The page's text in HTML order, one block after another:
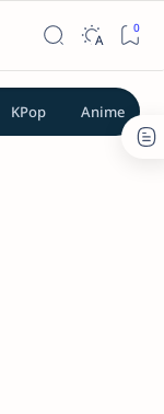
KPop Anime